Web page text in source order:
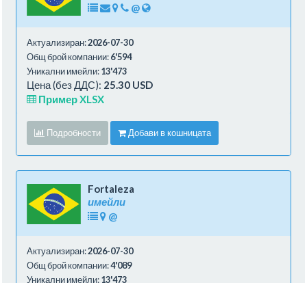
@
Актуализиран:2026-07-30
Общ брой компании:6'594
Уникални имейли:13'473
Цена (без ДДС): 25.30 USD
Пример XLSX
Подробности Добави в кошницата
Fortaleza
имейли
@
Актуализиран:2026-07-30
Общ брой компании:4'089
Уникални имейли:13'473